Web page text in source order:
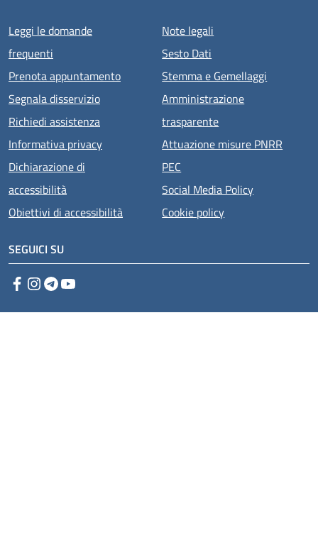
Menu piè di pagina
Leggi le domande
frequenti
Prenota appuntamento
Segnala disservizio
Richiedi assistenza
Informativa privacy
Dichiarazione di
accessibilità
Obiettivi di accessibilità
Note legali
Sesto Dati
Stemma e Gemellaggi
Amministrazione
trasparente
Attuazione misure PNRR
PEC
Social Media Policy
Cookie policy
SEGUICI SU
Facebook
Instagram
Telegram